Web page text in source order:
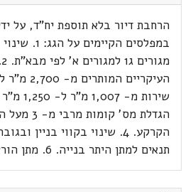
הרחבת דיור בלא תוספת יח"ד, על
במפלסים
תנאים למתן היתר בנייה. 6. מתן הוראות הריסה.